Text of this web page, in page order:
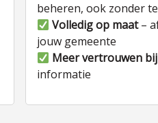
beheren, ook zonder
Volledig op maat–
jouw gemeente
Meer vertrouwen
informatie